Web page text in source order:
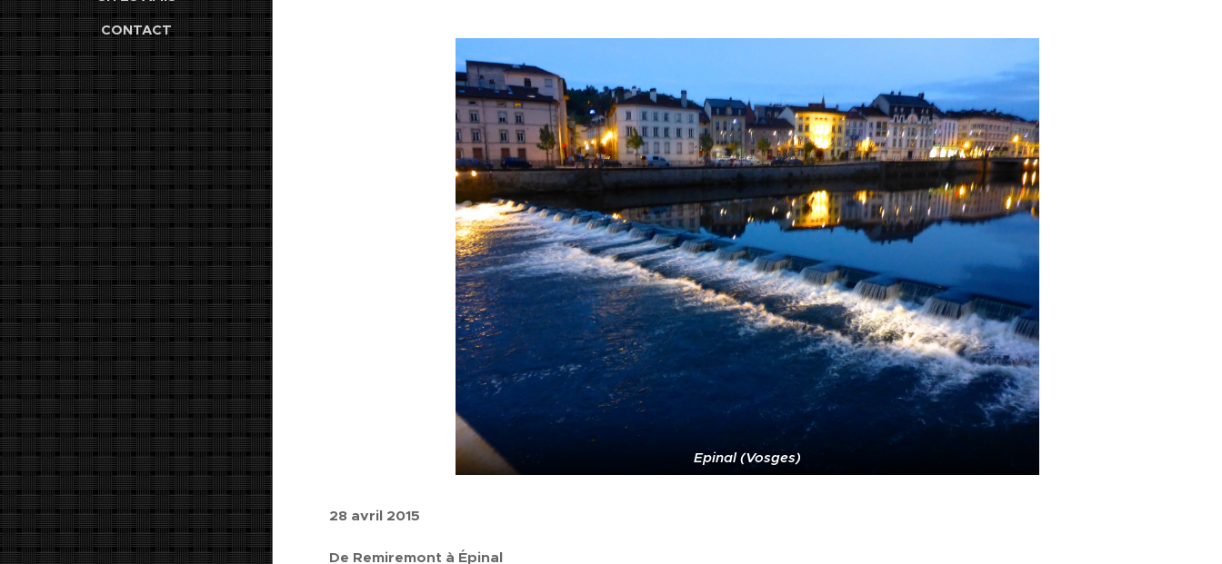
CONTACT
Epinal (Vosges)
28 avril 2015
De Remiremont à Épinal